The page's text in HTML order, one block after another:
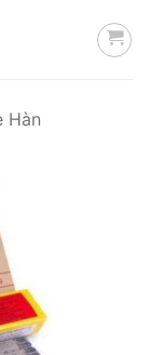
Hàn